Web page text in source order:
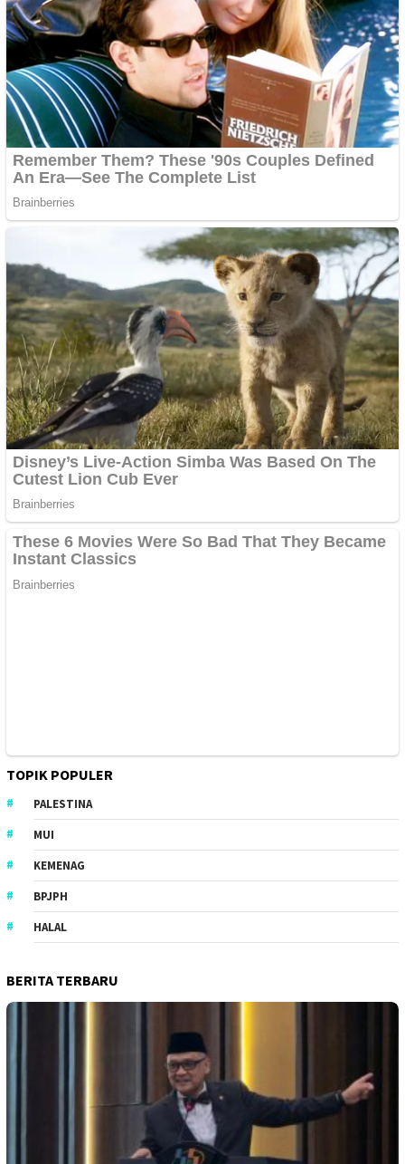
TOPIK POPULER
PALESTINA
MUI
KEMENAG
BPJPH
HALAL
BERITA TERBARU